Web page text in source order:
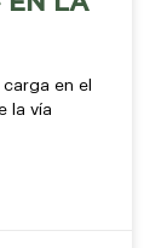
en el
la vía